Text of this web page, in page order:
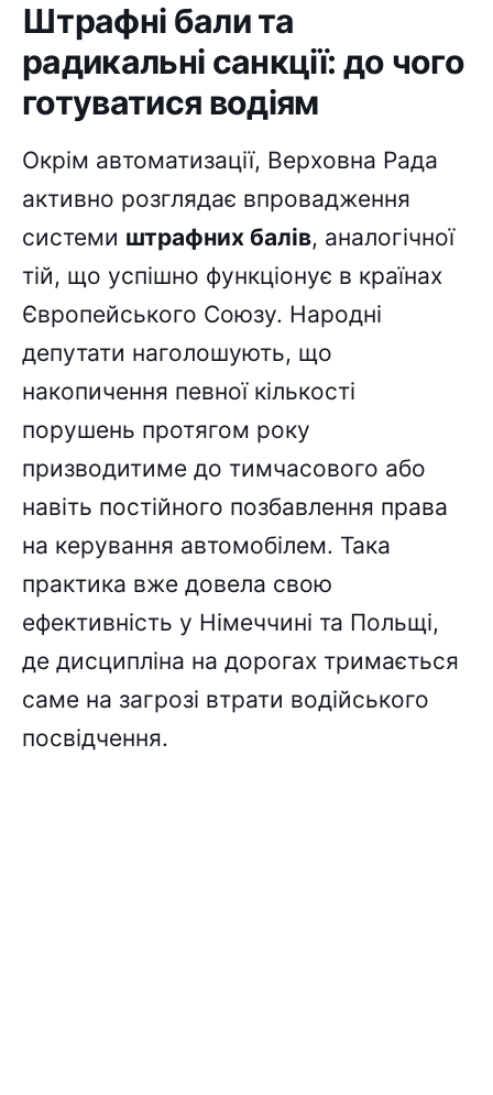
Штрафні бали та
радикальні санкції: до чого
готуватися водіям
Окрім автоматизації, Верховна Рада
активно розглядає впровадження
системи штрафних балів, аналогічної
тій, що успішно функціонує в країнах
Європейського Союзу. Народні
депутати наголошують, що
накопичення певної кількості
порушень протягом року
призводитиме до тимчасового або
навіть постійного позбавлення права
на керування автомобілем. Така
практика вже довела свою
ефективність у Німеччині та Польщі,
де дисципліна на дорогах тримається
саме на загрозі втрати водійського
посвідчення.